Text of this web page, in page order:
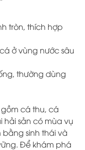
tròn, thích hợp
ở vùng nước sâu
thường dùng
cá thu, cá
hải sản có mùa vụ
sinh thái và
Để khám phá